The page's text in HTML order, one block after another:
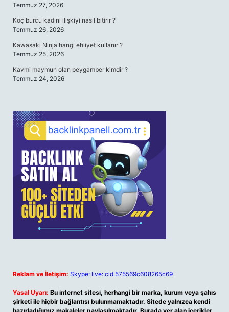
Temmuz 27, 2026
Koç burcu kadını ilişkiyi nasıl bitirir ?
Temmuz 26, 2026
Kawasaki Ninja hangi ehliyet kullanır ?
Temmuz 25, 2026
Kavmi maymun olan peygamber kimdir ?
Temmuz 24, 2026
Reklam ve İletişim: Skype: live:.cid.575569c608265c69
Yasal Uyarı: Bu internet sitesi, herhangi bir marka, kurum veya şahıs
şirketi ile hiçbir bağlantısı bulunmamaktadır. Sitede yalnızca kendi